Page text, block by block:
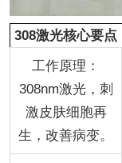
308激光核心要点
工作原理：
308nm激光，刺
激皮肤细胞再
生，改善病变。